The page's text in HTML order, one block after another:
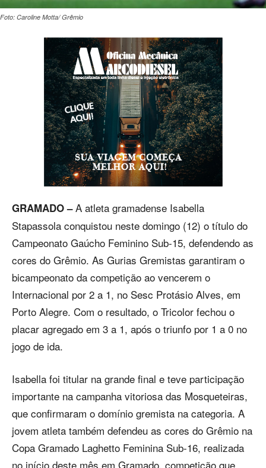
Foto: Caroline Motta/ Grêmio
GRAMADO –A atleta gramadense Isabella
Stapassola conquistou neste domingo (12) o título do
Campeonato Gaúcho Feminino Sub-15, defendendo as
cores do Grêmio. As Gurias Gremistas garantiram o
bicampeonato da competição ao vencerem o
Internacional por 2 a 1, no Sesc Protásio Alves, em
Porto Alegre. Com o resultado, o Tricolor fechou o
placar agregado em 3 a 1, após o triunfo por 1 a 0 no
jogo de ida.
Isabella foi titular na grande final e teve participação
importante na campanha vitoriosa das Mosqueteiras,
que confirmaram o domínio gremista na categoria. A
jovem atleta também defendeu as cores do Grêmio na
Copa Gramado Laghetto Feminina Sub-16, realizada
no início deste mês em Gramado, competição que